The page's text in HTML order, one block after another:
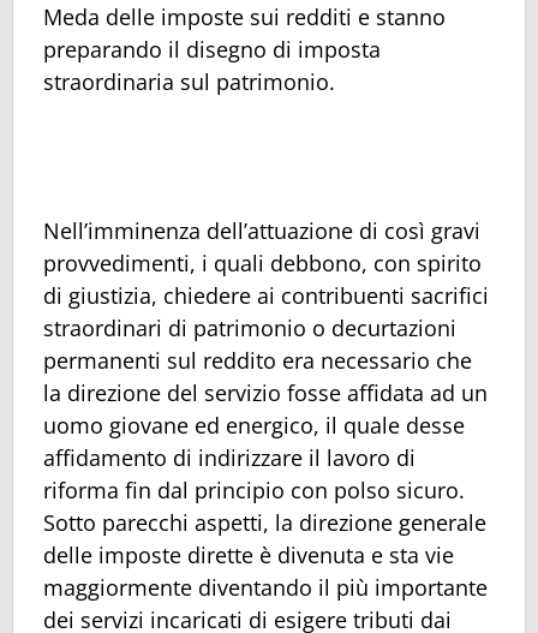
Meda delle imposte sui redditi e stanno
preparando il disegno di imposta
straordinaria sul patrimonio.
Nell’imminenza dell’attuazione di così gravi
provvedimenti, i quali debbono, con spirito
di giustizia, chiedere ai contribuenti sacrifici
straordinari di patrimonio o decurtazioni
permanenti sul reddito era necessario che
la direzione del servizio fosse affidata ad un
uomo giovane ed energico, il quale desse
affidamento di indirizzare il lavoro di
riforma fin dal principio con polso sicuro.
Sotto parecchi aspetti, la direzione generale
delle imposte dirette è divenuta e sta vie
maggiormente diventando il più importante
dei servizi incaricati di esigere tributi dai